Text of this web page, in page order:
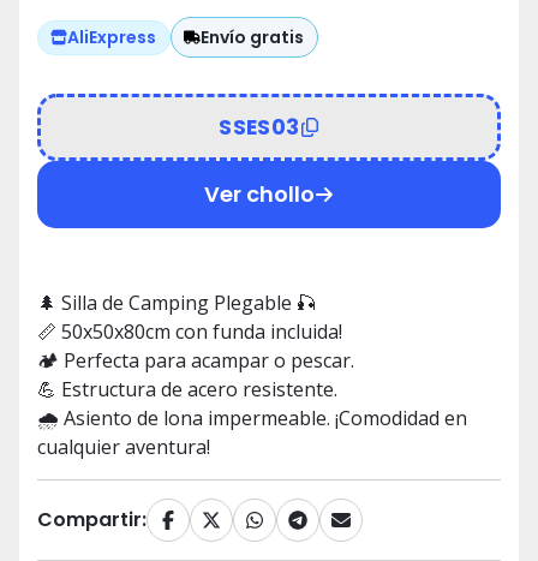
AliExpress Envío gratis
SSES03
Ver chollo
🌲 Silla de Camping Plegable 🎣
📏 50x50x80cm con funda incluida!
🏕️ Perfecta para acampar o pescar.
💪 Estructura de acero resistente.
🌧️ Asiento de lona impermeable. ¡Comodidad en
cualquier aventura!
Compartir: